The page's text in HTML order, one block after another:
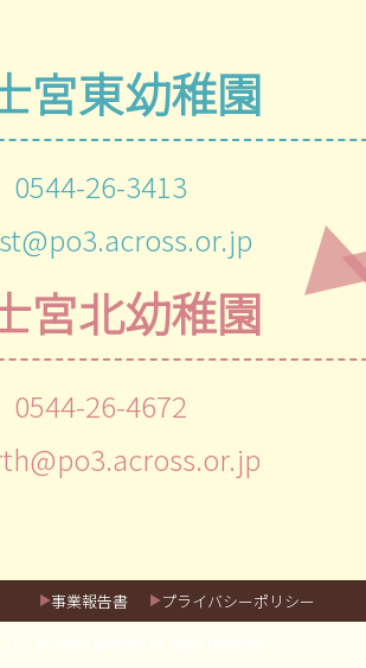
宮東幼稚園
0544-26-3413
宮北幼稚園
0544-26-4672
事業報告書 プライバシーポリシー